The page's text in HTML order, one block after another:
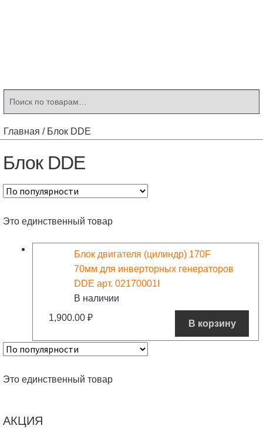
Главная / Блок DDE
Блок DDE
Это единственный товар
Блок двигателя (цилиндр) 170F
70мм для инверторных генераторов
DDE арт. 02170001I
В наличии
1,900.00 ₽
В корзину
Это единственный товар
АКЦИЯ